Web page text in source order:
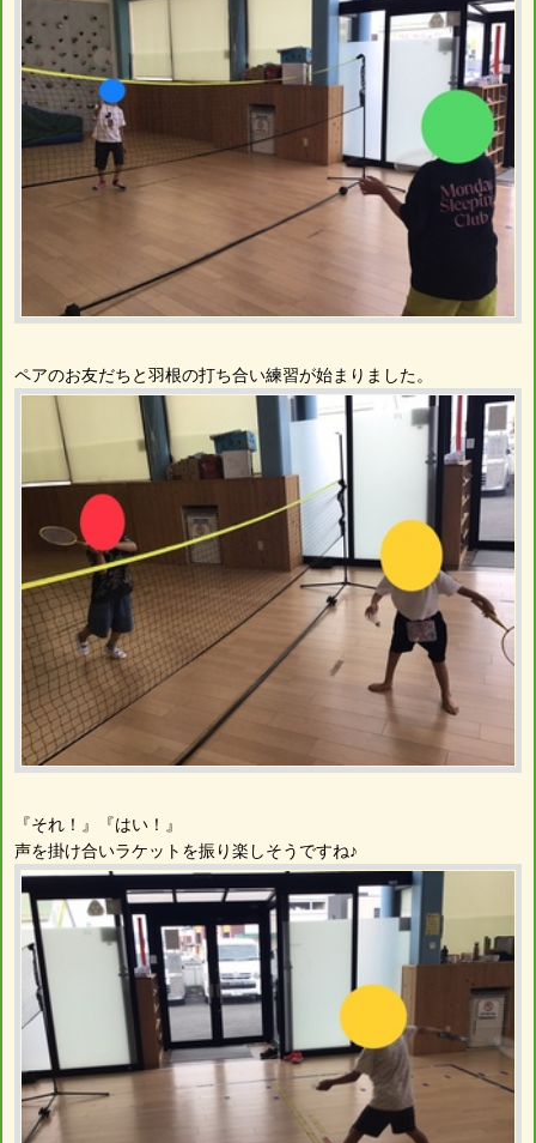
ペアのお友だちと羽根の打ち合い練習が始まりました。
『それ！』『はい！』
声を掛け合いラケットを振り楽しそうですね♪